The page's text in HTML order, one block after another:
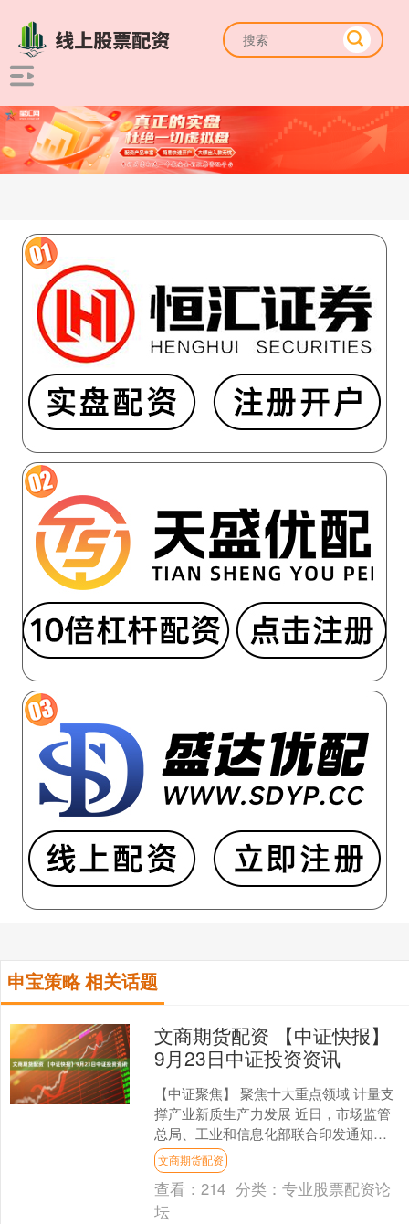
申宝策略 相关话题
文商期货配资 【中证快报】
9月23日中证投资资讯
【中证聚焦】 聚焦十大重点领域 计量支
撑产业新质生产力发展 近日，市场监管
总局、工业和信息化部联合印发通知，
公开征集2025年度计量支撑产业新质生
产力发展项目。....
文商期货配资
查看：214 分类：专业股票配资论
坛